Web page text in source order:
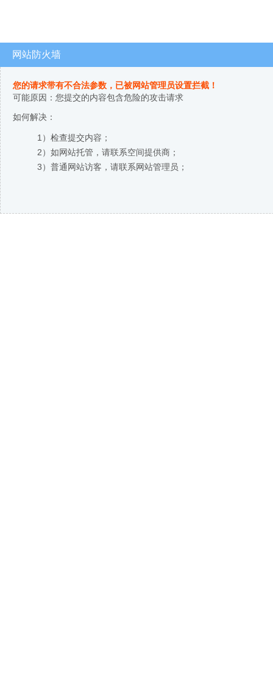
网站防火墙
您的请求带有不合法参数，已被网站管理员设置拦截！
可能原因：您提交的内容包含危险的攻击请求
如何解决：
1）检查提交内容；
2）如网站托管，请联系空间提供商；
3）普通网站访客，请联系网站管理员；